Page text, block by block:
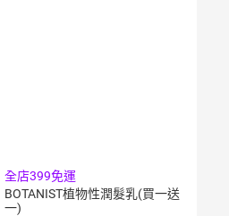
全店399免運
BOTANIST植物性潤髮乳(買一送
一)